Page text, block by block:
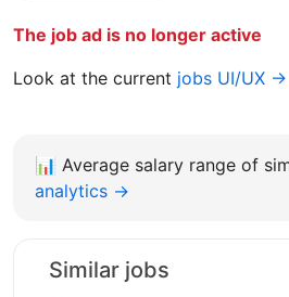
The job ad is no longer active
Look at the current jobs UI/UX →
📊 Average salary range of
analytics →
Similar jobs